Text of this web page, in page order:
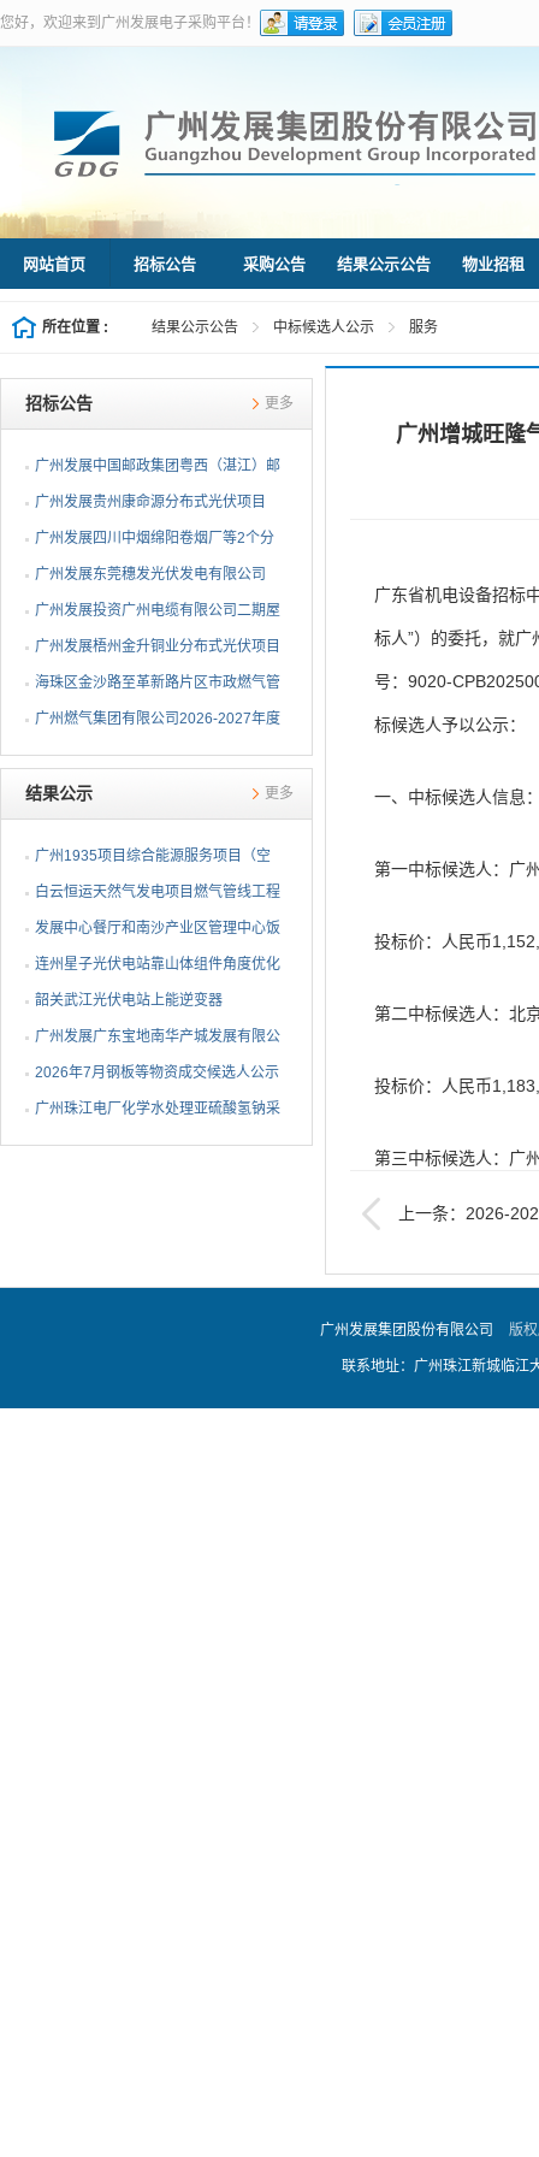
您好，欢迎来到广州发展电子采购平台！
网站首页 招标公告 采购公告 结果公示公告 物业招租
所在位置 : 结果公示公告 中标候选人公示 服务
广州增城旺隆
广东省机电设备招标
标人”）的委托，就
号：9020-
标候选人予以公示：
一、中标候选人信息
第一中标候选人：广
投标价：人民币
第二中标候选人：北
投标价：人民币
第三中标候选人：广
投标价：人民币
三、招标机构的名称
上一条：2026-
招标公告 更多
广州发展中国邮政集团粤西（湛江）邮
件处理中心等3个分布...
广州发展贵州康命源分布式光伏项目
EPC总承包（第二次招标...
广州发展四川中烟绵阳卷烟厂等2个分
布式光伏项目EPC总承包...
广州发展东莞穗发光伏发电有限公司
（广州港新沙港务有限公...
广州发展投资广州电缆有限公司二期屋
顶分布式光伏项目EPC...
广州发展梧州金升铜业分布式光伏项目
EPC总承包招标公告
海珠区金沙路至革新路片区市政燃气管
网更新工程招标公告
广州燃气集团有限公司2026-2027年度
燃气用埋地聚乙烯（PE1...
结果公示 更多
广州1935项目综合能源服务项目（空
调系统部分）EPC总承包...
白云恒运天然气发电项目燃气管线工程
竣工环保验收服务采购...
发展中心餐厅和南沙产业区管理中心饭
堂 2026年供餐服务项...
连州星子光伏电站靠山体组件角度优化
技改项目采购结果公告
韶关武江光伏电站上能逆变器
AGC/AVC试验响应速率不达标的...
广州发展广东宝地南华产城发展有限公
司屋顶分布式光伏项目...
2026年7月钢板等物资成交候选人公示
广州珠江电厂化学水处理亚硫酸氢钠采
购项目采购结果公告
广州发展集团股份有限公司 版
联系地址：广州珠江新城临江